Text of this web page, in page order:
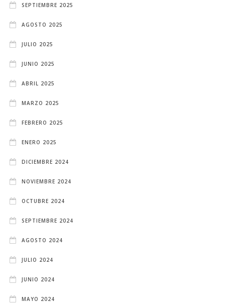
SEPTIEMBRE 2025
AGOSTO 2025
JULIO 2025
JUNIO 2025
ABRIL 2025
MARZO 2025
FEBRERO 2025
ENERO 2025
DICIEMBRE 2024
NOVIEMBRE 2024
OCTUBRE 2024
SEPTIEMBRE 2024
AGOSTO 2024
JULIO 2024
JUNIO 2024
MAYO 2024